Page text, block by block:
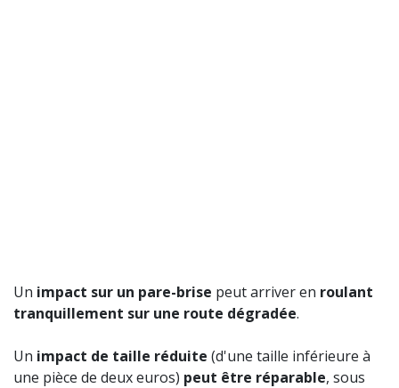
Un impact sur un pare-brise peut arriver en roulant
tranquillement sur une route dégradée.
Un impact de taille réduite (d'une taille inférieure à
une pièce de deux euros) peut être réparable, sous